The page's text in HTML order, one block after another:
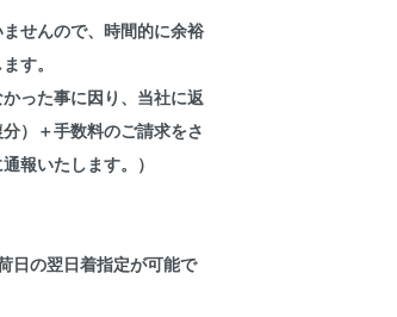
せんので、時間的に余裕
す。
った事に因り、当社に返
）＋手数料のご請求をさ
報いたします。）
日の翌日着指定が可能で